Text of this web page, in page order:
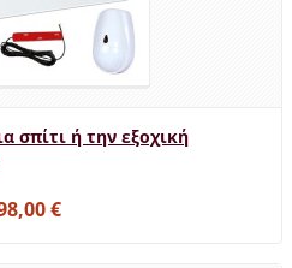
σπίτι ή την εξοχική
€